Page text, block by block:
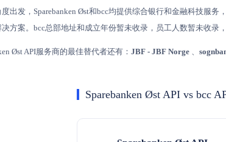
出发，Sparebanken Øst和bcc均提供综合银行和金融科技服务
方案。bcc总部地址和成立年份暂未收录，员工人数暂未收录
Øst API服务商的最佳替代者还有： JBF - JBF Norge 、
Sparebanken Øst API vs bcc